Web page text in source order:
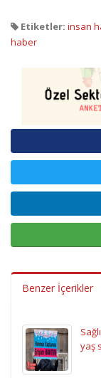
Etiketler: insan
haber
Benzer İçerikler
yaş